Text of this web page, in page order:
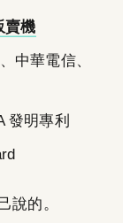
賣機
中華電信、
發明專利
說的。